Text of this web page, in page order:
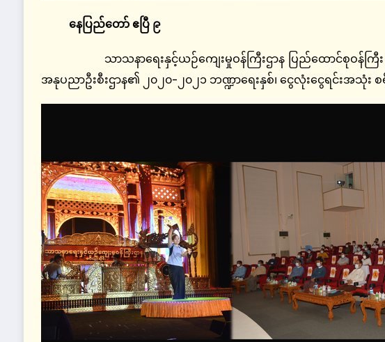
နေပြည်တော် ဧပြီ ၉
သာသနာရေးနှင့်ယဉ်ကျေးမှုဝန်ကြီးဌာန ပြည်ထောင်စုဝန်က
အနုပညာဦးစီးဌာန၏ ၂၀၂၀-၂၀၂၁ ဘဏ္ဍာရေးနှစ်၊ ငွေလုံးငွေရင်